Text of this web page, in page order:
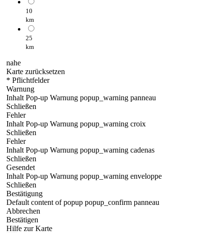
10
km
25
km
nahe
Karte zurücksetzen
* Pflichtfelder
Warnung
Inhalt Pop-up Warnung popup_warning panneau
Schließen
Fehler
Inhalt Pop-up Warnung popup_warning croix
Schließen
Fehler
Inhalt Pop-up Warnung popup_warning cadenas
Schließen
Gesendet
Inhalt Pop-up Warnung popup_warning enveloppe
Schließen
Bestätigung
Default content of popup popup_confirm panneau
Abbrechen
Bestätigen
Hilfe zur Karte